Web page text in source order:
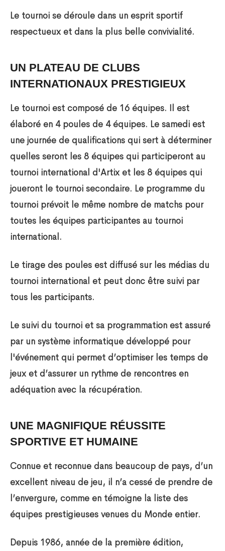
Le tournoi se déroule dans un esprit sportif
respectueux et dans la plus belle convivialité.
UN PLATEAU DE CLUBS
INTERNATIONAUX PRESTIGIEUX
Le tournoi est composé de 16 équipes. Il est
élaboré en 4 poules de 4 équipes. Le samedi est
une journée de qualifications qui sert à déterminer
quelles seront les 8 équipes qui participeront au
tournoi international d'Artix et les 8 équipes qui
joueront le tournoi secondaire. Le programme du
tournoi prévoit le même nombre de matchs pour
toutes les équipes participantes au tournoi
international.
Le tirage des poules est diffusé sur les médias du
tournoi international et peut donc être suivi par
tous les participants.
Le suivi du tournoi et sa programmation est assuré
par un système informatique développé pour
l'événement qui permet d’optimiser les temps de
jeux et d’assurer un rythme de rencontres en
adéquation avec la récupération.
UNE MAGNIFIQUE RÉUSSITE
SPORTIVE ET HUMAINE
Connue et reconnue dans beaucoup de pays, d’un
excellent niveau de jeu, il n’a cessé de prendre de
l’envergure, comme en témoigne la liste des
équipes prestigieuses venues du Monde entier.
Depuis 1986, année de la première édition,